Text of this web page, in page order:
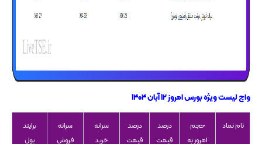
واچ لیست ویژه بورس امروز ۱۲ آبان ۱۴۰۴
نام نماد
حجم
امروز به
درصد
قیمت
درصد
قیمت
سرانه
خرید
سرانه
فروش
برایند
پول